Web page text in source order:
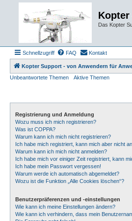
Das Kopter
Schnellzugriff FAQ Kontakt
Kopter Support - von Anwendern für
Unbeantwortete Themen
Aktive Themen
Registrierung und Anmeldung
Wozu muss ich mich registrieren?
Was ist COPPA?
Warum kann ich mich nicht registrieren?
Ich habe mich registriert, kann mich aber nicht
Warum kann ich mich nicht anmelden?
Ich habe mich vor einiger Zeit registriert, kann
Ich habe mein Passwort vergessen!
Warum werde ich automatisch abgemeldet?
Wozu ist die Funktion „Alle Cookies löschen“?
Benutzerpräferenzen und -einstellungen
Wie kann ich meine Einstellungen ändern?
Wie kann ich verhindern, dass mein